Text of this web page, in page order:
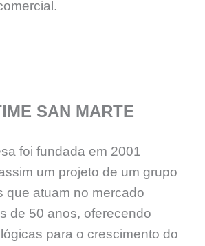
SAN MARTE
foi fundada em 2001
um projeto de um grupo
que atuam no mercado
de 50 anos, oferecendo
para o crescimento do